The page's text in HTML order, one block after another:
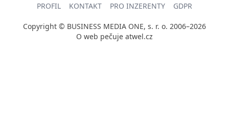
PROFIL KONTAKT PRO INZERENTY GDPR
Copyright © BUSINESS MEDIA ONE, s. r. o. 2006–2026